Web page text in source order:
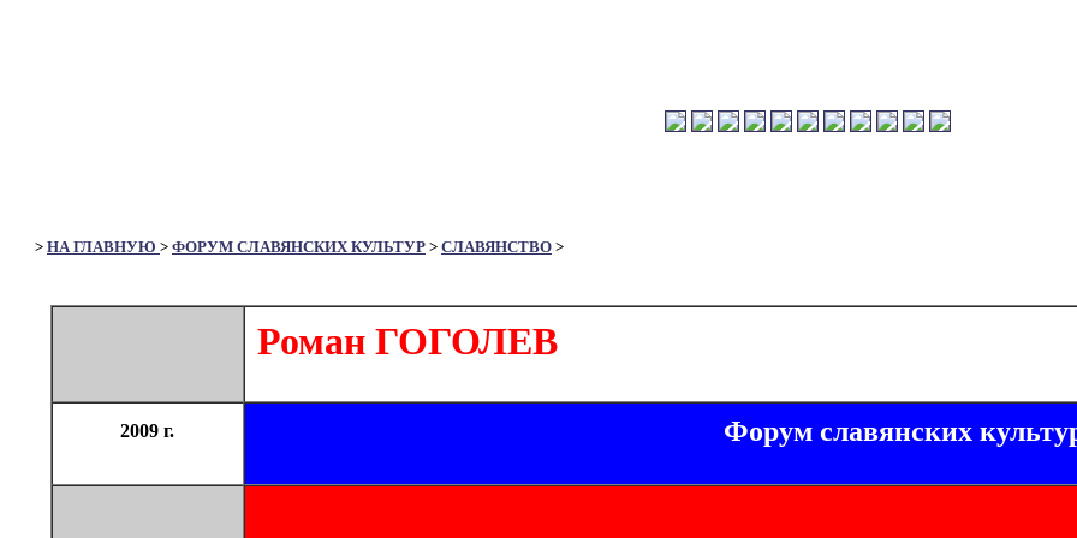
> НА ГЛАВНУЮ > ФОРУМ СЛАВЯНСКИХ КУЛЬТУР > СЛАВЯНСТВО >
Роман ГОГОЛЕВ
2009 г. Форум славянских